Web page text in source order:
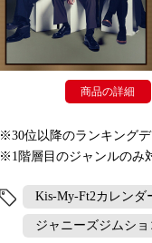
商品の詳細
※30位以降のランキング
※1階層目のジャンルのみ
Kis-My-Ft2カレンダ
ジャニーズジムショ